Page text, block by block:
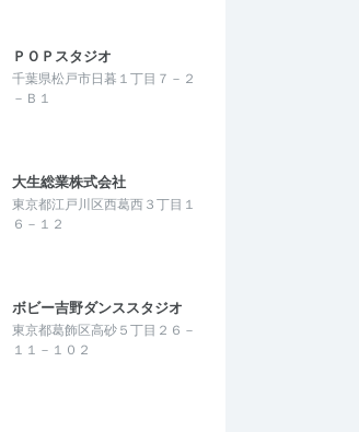
ＰＯＰスタジオ
千葉県松戸市日暮１丁目７－２
－Ｂ１
大生総業株式会社
東京都江戸川区西葛西３丁目１
６－１２
ボビー吉野ダンススタジオ
東京都葛飾区高砂５丁目２６－
１１－１０２